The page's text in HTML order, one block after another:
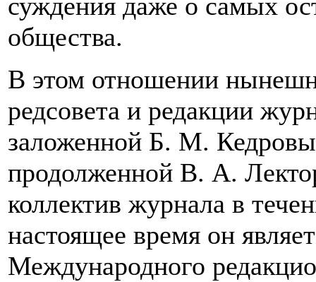
суждения даже о самых
общества.
В этом отношении
редсовета и редакции
заложенной Б. М.
продолженной В. А.
коллектив журнала в
настоящее время он
Международного